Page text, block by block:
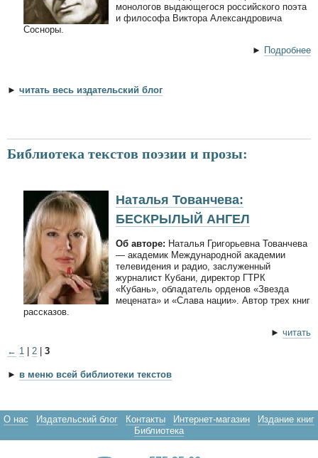
монологов выдающегося российского поэта
и философа Виктора Александровича
Сосноры.
► Подробнее
► читать весь издательский блог
Библиотека текстов поэзии и прозы:
Наталья Тованчева:
БЕСКРЫЛЫЙ АНГЕЛ
Об авторе: Наталья Григорьевна Тованчева
— академик Международной академии
телевидения и радио, заслуженный
журналист Кубани, директор ГТРК
«Кубань», обладатель орденов «Звезда
мецената» и «Слава нации». Автор трех книг
рассказов.
► читать
← 1 2 3
► в меню всей библиотеки текстов
О нас Издательский блог Контакты Интернет-магазин
Издание книг
Библиотека